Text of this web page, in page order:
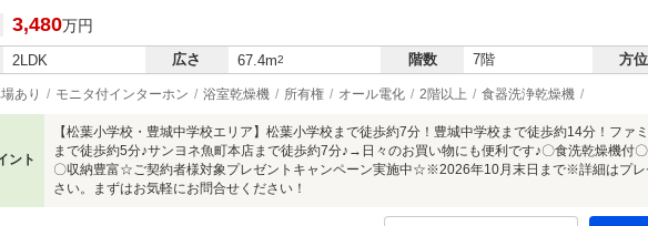
3,480万円
2LDK 広さ 67.4m2 階数 7階 方位
あり モニタ付インターホン 浴室乾燥機 所有権 オール電化 2階以上 食器洗浄乾燥機
ント
【松葉小学校・豊城中学校エリア】松葉小学校まで徒歩約7分！豊城中学校まで徒歩約14分！ファ
まで徒歩約5分♪サンヨネ魚町本店まで徒歩約7分♪→日々のお買い物にも便利です♪〇食洗乾燥機付
〇収納豊富☆ご契約者様対象プレゼントキャンペーン実施中☆※2026年10月末日まで※詳細はプレ
さい。まずはお気軽にお問合せください！